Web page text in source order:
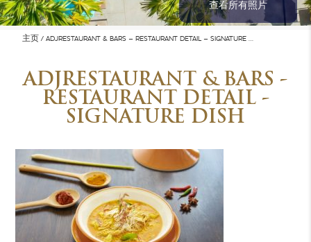
查看所有照片
主页 ADJRESTAURANT & BARS – RESTAURANT DETAIL – SIGNATURE …
ADJRESTAURANT & BARS -
RESTAURANT DETAIL -
SIGNATURE DISH